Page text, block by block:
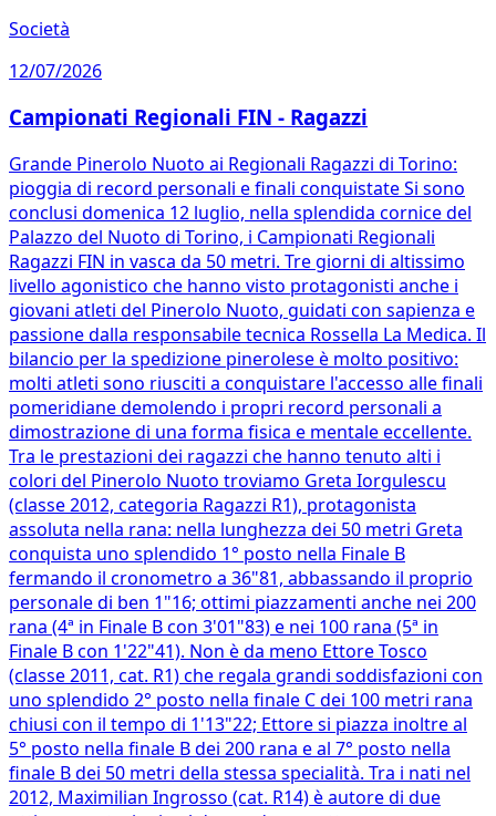
Società
12/07/2026
Campionati Regionali FIN - Ragazzi
Grande Pinerolo Nuoto ai Regionali Ragazzi di Torino:
pioggia di record personali e finali conquistate Si sono
conclusi domenica 12 luglio, nella splendida cornice del
Palazzo del Nuoto di Torino, i Campionati Regionali
Ragazzi FIN in vasca da 50 metri. Tre giorni di altissimo
livello agonistico che hanno visto protagonisti anche i
giovani atleti del Pinerolo Nuoto, guidati con sapienza e
passione dalla responsabile tecnica Rossella La Medica. Il
bilancio per la spedizione pinerolese è molto positivo:
molti atleti sono riusciti a conquistare l'accesso alle finali
pomeridiane demolendo i propri record personali a
dimostrazione di una forma fisica e mentale eccellente.
Tra le prestazioni dei ragazzi che hanno tenuto alti i
colori del Pinerolo Nuoto troviamo Greta Iorgulescu
(classe 2012, categoria Ragazzi R1), protagonista
assoluta nella rana: nella lunghezza dei 50 metri Greta
conquista uno splendido 1° posto nella Finale B
fermando il cronometro a 36"81, abbassando il proprio
personale di ben 1"16; ottimi piazzamenti anche nei 200
rana (4ª in Finale B con 3'01"83) e nei 100 rana (5ª in
Finale B con 1'22"41). Non è da meno Ettore Tosco
(classe 2011, cat. R1) che regala grandi soddisfazioni con
uno splendido 2° posto nella finale C dei 100 metri rana
chiusi con il tempo di 1'13"22; Ettore si piazza inoltre al
5° posto nella finale B dei 200 rana e al 7° posto nella
finale B dei 50 metri della stessa specialità. Tra i nati nel
2012, Maximilian Ingrosso (cat. R14) è autore di due